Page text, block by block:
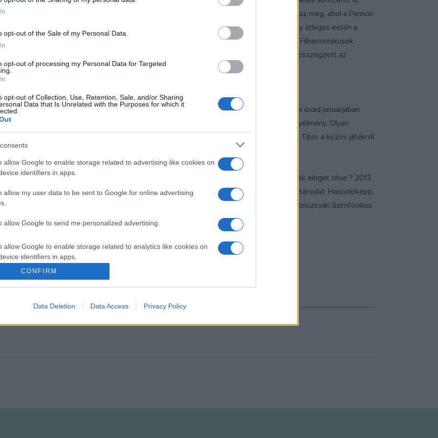
opt-out of the Sale of my Personal Data.
opt-out of processing my Personal Data for Targeted
opt-out of Collection, Use, Retention, Sale, and/or Sharing
Data that Is Unrelated with the Purposes for which it
allow Google to enable storage related to advertising like cookies on
identifiers in apps.
allow my user data to be sent to Google for online advertising
allow Google to send me personalized advertising.
allow Google to enable storage related to analytics like cookies on
identifiers in apps.
allow Google to enable storage related to functionality of the website
allow Google to enable storage related to personalization.
CONFIRM
Data Deletion Data Access Privacy Policy
megrendezett, adott szerző köré tematizált, egynapos komolyzenei Maraton koronáz meg, ahol a Pannon
sorában lép színpadra. ?A bővülő minőségi koncerhlyszíneknek köszönhetően Egy átlagos estén a
6000 férőhellyel bír. Ebből a nézőszámból a zenekar koncertnapjain 1500 fő a Pannon Filharmonikusok
MÜPÁ-ban. Ilyen nézőpontból érdemes értékelni Budapesten elért eredményeinket? ? összegzett az
évadtól soraiban, Bogányi Gergely személyében. Szombathely, Debrecen után az idei évad januárjában
közreműködésével. ?A testvéremmel egyazon színpadon lenni mindig egy zenei nagyélmény. Olyan
kérlelhetetlen kvalitást jelent, hogy el is felejtem: ő a testvérem ? ? mondta Bogányi Tibor a közös játékról.
partnereként ? a tavaly elnyert nemzeti minősítéssel vállalt kötelezettségének eleget téve ? 2013
október 23-a alkalmából, az 1956-os forradalom emlékére is díszhangversenyt ad a társulat. Hasonlóképp,
a Kodály Központban vendégül látja a határon túlról, kiváló szólistákkal érkező Kolozsvári Szimfonikus